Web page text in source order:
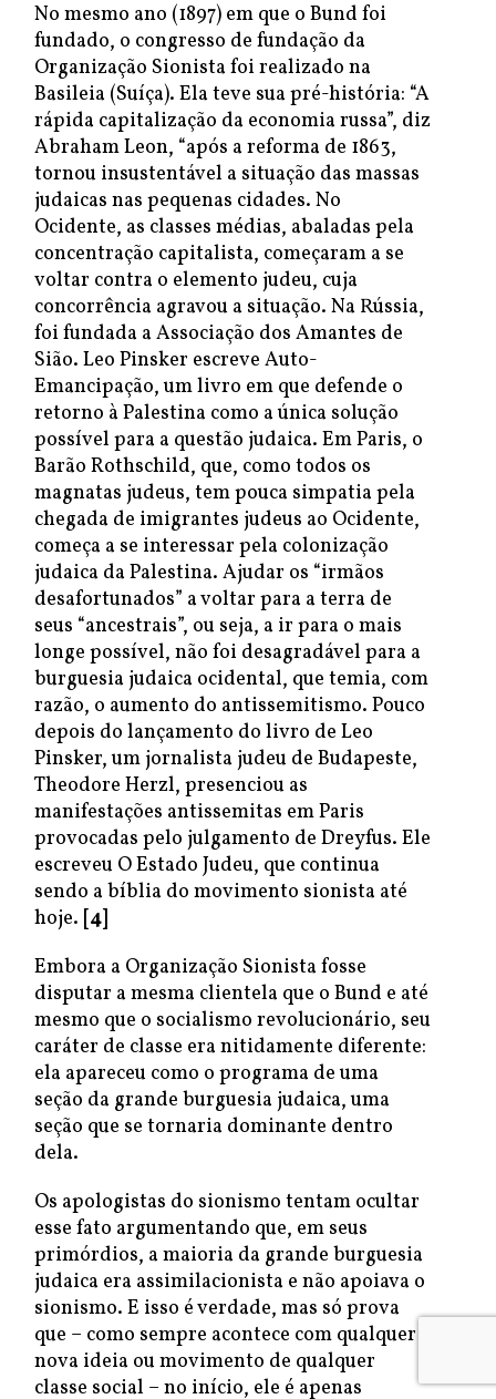
No mesmo ano (1897) em que o Bund foi
fundado, o congresso de fundação da
Organização Sionista foi realizado na
Basileia (Suíça). Ela teve sua pré-história: “A
rápida capitalização da economia russa”, diz
Abraham Leon, “após a reforma de 1863,
tornou insustentável a situação das massas
judaicas nas pequenas cidades. No
Ocidente, as classes médias, abaladas pela
concentração capitalista, começaram a se
voltar contra o elemento judeu, cuja
concorrência agravou a situação. Na Rússia,
foi fundada a Associação dos Amantes de
Sião. Leo Pinsker escreve Auto-
Emancipação, um livro em que defende o
retorno à Palestina como a única solução
possível para a questão judaica. Em Paris, o
Barão Rothschild, que, como todos os
magnatas judeus, tem pouca simpatia pela
chegada de imigrantes judeus ao Ocidente,
começa a se interessar pela colonização
judaica da Palestina. Ajudar os “irmãos
desafortunados” a voltar para a terra de
seus “ancestrais”, ou seja, a ir para o mais
longe possível, não foi desagradável para a
burguesia judaica ocidental, que temia, com
razão, o aumento do antissemitismo. Pouco
depois do lançamento do livro de Leo
Pinsker, um jornalista judeu de Budapeste,
Theodore Herzl, presenciou as
manifestações antissemitas em Paris
provocadas pelo julgamento de Dreyfus. Ele
escreveu O Estado Judeu, que continua
sendo a bíblia do movimento sionista até
hoje. [4]
Embora a Organização Sionista fosse
disputar a mesma clientela que o Bund e até
mesmo que o socialismo revolucionário, seu
caráter de classe era nitidamente diferente:
ela apareceu como o programa de uma
seção da grande burguesia judaica, uma
seção que se tornaria dominante dentro
dela.
Os apologistas do sionismo tentam ocultar
esse fato argumentando que, em seus
primórdios, a maioria da grande burguesia
judaica era assimilacionista e não apoiava o
sionismo. E isso é verdade, mas só prova
que – como sempre acontece com qualquer
nova ideia ou movimento de qualquer
classe social – no início, ele é apenas